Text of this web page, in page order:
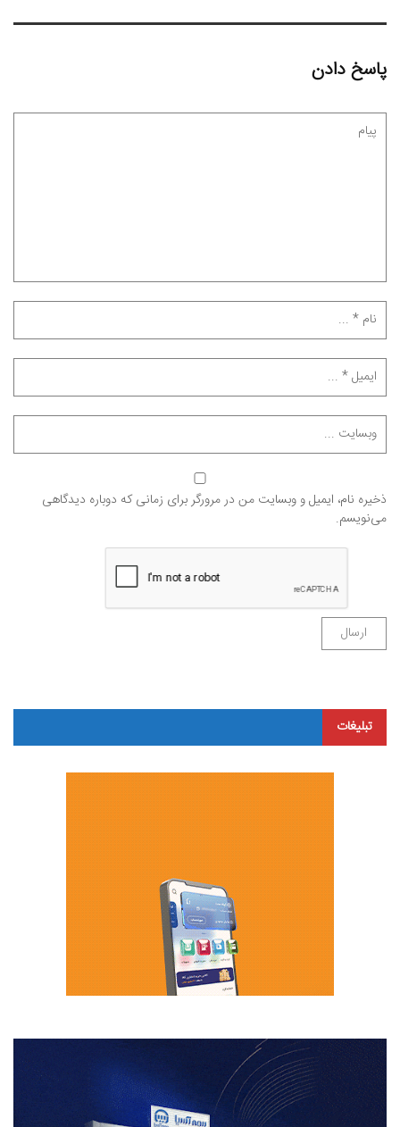
پاسخ دادن
ذخیره نام، ایمیل و وبسایت من در مرورگر برای زمانی که دوباره دیدگاهی
می‌نویسم.
تبلیغات